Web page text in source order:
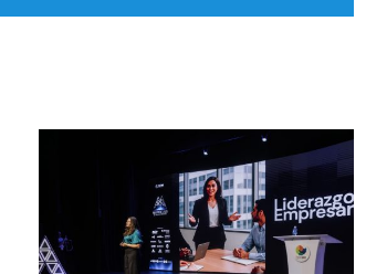
Masterclass by Pacific
Center 2026 con
Alejandra Oraa y su